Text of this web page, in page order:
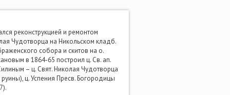
реконструкцией и ремонтом
Чудотворца на Никольском кладб.
собора и скитов на о.
в 1864-65 построил ц. Св. ап.
– ц. Свят. Николая Чудотворца
ц. Успения Пресв. Богородицы